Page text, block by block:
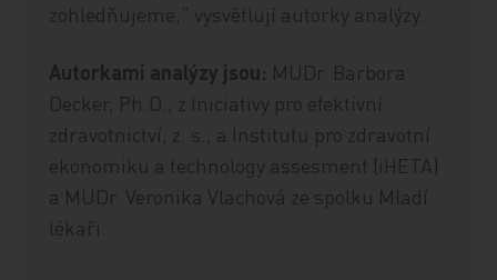
zohledňujeme,“ vysvětlují autorky analýzy.
Autorkami analýzy jsou: MUDr. Barbora
Decker, Ph.D., z Iniciativy pro efektivní
zdravotnictví, z. s., a Institutu pro zdravotní
ekonomiku a technology assesment (iHETA)
a MUDr. Veronika Vlachová ze spolku Mladí
lékaři.